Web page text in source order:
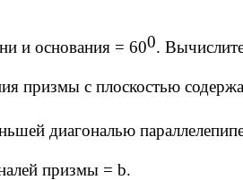
и основания = 600.
призмы с плоскостью
диагональю
призмы = b.